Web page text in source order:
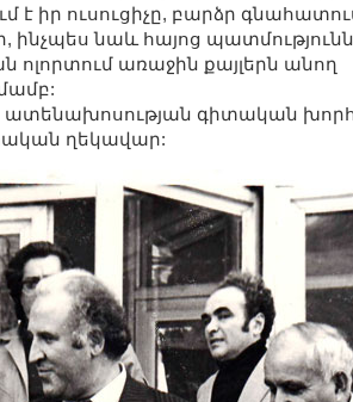
ուսուցիչը, բարձր
նաև հայոց
ոլորտում առաջին քայլերն անող
ատենախոսության գիտական
ղեկավար: